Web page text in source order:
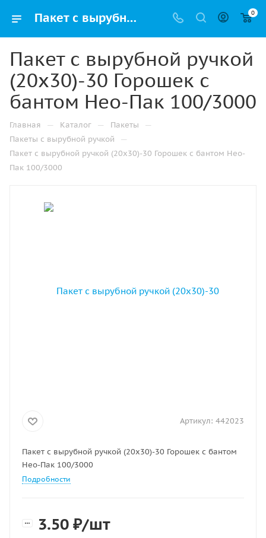
Пакет с вырубной ручкой (20х30)-30 Горошек с бантом Нео-Пак 100/3000 купить в Санкт-Петербурге с доставкой оптом и в розницу 0
Пакет с вырубной ручкой
(20х30)-30 Горошек с
бантом Нео-Пак 100/3000
Главная — Каталог — Пакеты —
Пакеты с вырубной ручкой —
Пакет с вырубной ручкой (20х30)-30 Горошек с бантом Нео-
Пак 100/3000
Артикул: 442023
Пакет с вырубной ручкой (20х30)-30 Горошек с бантом
Нео-Пак 100/3000
Подробности
3.50 ₽/шт